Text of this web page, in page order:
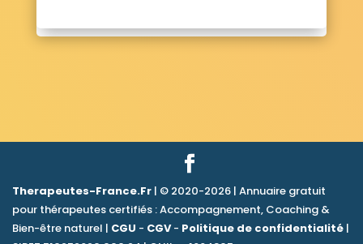
Therapeutes-France.Fr | © 2020-2026 | Annuaire gratuit
pour thérapeutes certifiés : Accompagnement, Coaching &
Bien-être naturel | CGU - CGV- Politique de confidentialité |